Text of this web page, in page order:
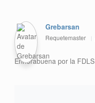
Grebarsan
Requetemaster
Enhorabuena por la FDLS